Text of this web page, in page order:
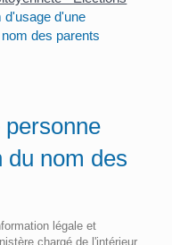
d'usage d'une
des parents
du nom des
légale et
chargé de l'intérieur